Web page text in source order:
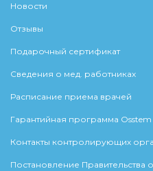
Новости
Отзывы
Подарочный сертификат
Сведения о мед. работниках
Расписание приема врачей
Гарантийная программа Osstem
Контакты контролирующих
Постановление Правительства